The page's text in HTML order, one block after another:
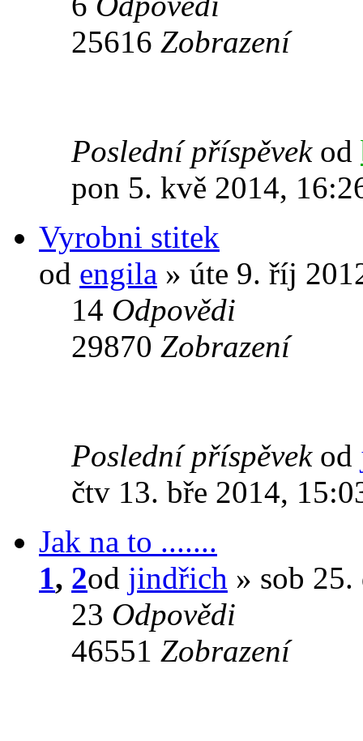
25616 Zobrazení
Poslední příspěvek od
pon 5. kvě 2014,
Vyrobni stitek
od engila » úte 9. říj
14 Odpovědi
29870 Zobrazení
Poslední příspěvek od
čtv 13. bře 2014,
Jak na to .......
1, 2od jindřich » sob
23 Odpovědi
46551 Zobrazení